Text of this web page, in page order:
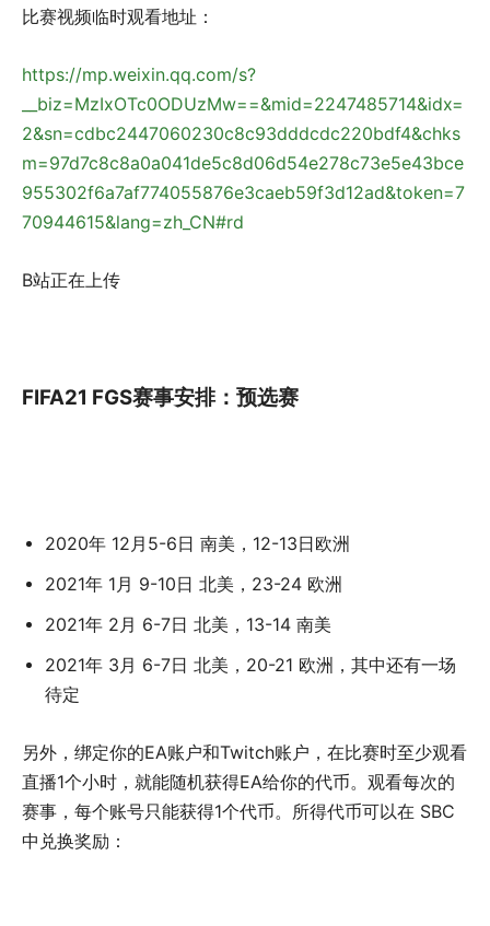
比赛视频临时观看地址：
https://mp.weixin.qq.com/s?
__biz=MzIxOTc0ODUzMw==&mid=2247485714&idx=
2&sn=cdbc2447060230c8c93dddcdc220bdf4&chks
m=97d7c8c8a0a041de5c8d06d54e278c73e5e43bce
955302f6a7af774055876e3caeb59f3d12ad&token=7
70944615&lang=zh_CN#rd
B站正在上传
FIFA21 FGS赛事安排：预选赛
2020年 12月5-6日 南美，12-13日欧洲
2021年 1月 9-10日 北美，23-24 欧洲
2021年 2月 6-7日 北美，13-14 南美
2021年 3月 6-7日 北美，20-21 欧洲，其中还有一场
待定
另外，绑定你的EA账户和Twitch账户，在比赛时至少观看
直播1个小时，就能随机获得EA给你的代币。观看每次的
赛事，每个账号只能获得1个代币。所得代币可以在 SBC
中兑换奖励：